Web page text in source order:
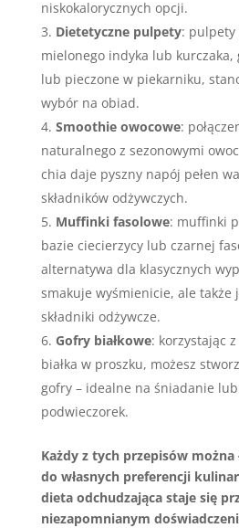
niskokalorycznych opcji.
Dietetyczne pulpety: pulpety
mielonego indyka lub kurczaka,
lub pieczone w piekarniku,
wybór na obiad.
Smoothie owocowe:
naturalnego z sezonowymi
chia daje pyszny napój pełen
składników odżywczych.
Muffinki fasolowe: muffinki
bazie ciecierzycy lub czarnej
alternatywa dla klasycznych
smakuje wyśmienicie, ale także
składniki odżywcze.
Gofry białkowe: korzystając
białka w proszku, możesz
gofry – idealne na śniadanie
podwieczorek.
Każdy z tych przepisów
do własnych preferencji
dieta odchudzająca staje się
niezapomnianym